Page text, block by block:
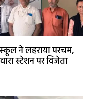
स्कूल ने लहराया परचम,
स्टेशन पर विजेता